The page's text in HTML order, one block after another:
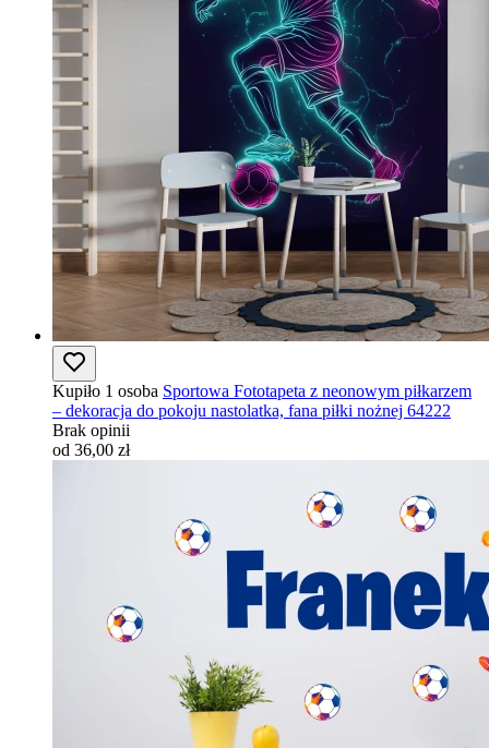
Kupiło 1 osoba Sportowa Fototapeta z neonowym piłkarzem
– dekoracja do pokoju nastolatka, fana piłki nożnej 64222
Brak opinii
od 36,00 zł